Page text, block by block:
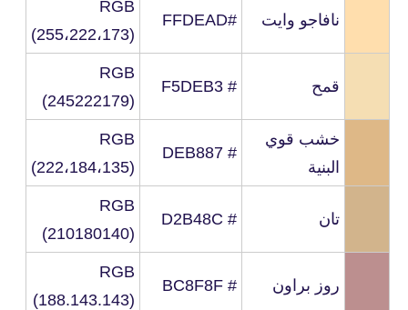
نافاجو وايت #FFDEAD
RGB
(255،222،173)
قمح # F5DEB3
RGB
(245222179)
خشب قوي
البنية
# DEB887
RGB
(222،184،135)
تان # D2B48C
RGB
(210180140)
روز براون # BC8F8F
RGB
(188.143.143)